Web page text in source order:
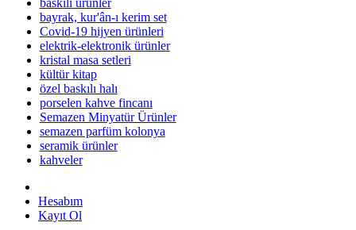
baskılı ürünler
bayrak, kur'ân-ı kerim set
Covid-19 hijyen ürünleri
elektrik-elektronik ürünler
kristal masa setleri
kültür kitap
özel baskılı halı
porselen kahve fincanı
Semazen Minyatür Ürünler
semazen parfüm kolonya
seramik ürünler
kahveler
Hesabım
Kayıt Ol